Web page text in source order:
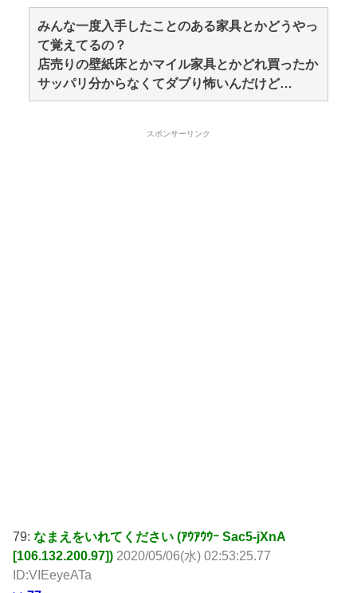
みんな一度入手したことのある家具とかどうやっ
て覚えてるの？
店売りの壁紙床とかマイル家具とかどれ買ったか
サッパリ分からなくてダブり怖いんだけど…
スポンサーリンク
79:なまえをいれてください (ｱｳｱｳｳｰ Sac5-jXnA
[106.132.200.97]) 2020/05/06(水) 02:53:25.77
ID:VIEeyeATa